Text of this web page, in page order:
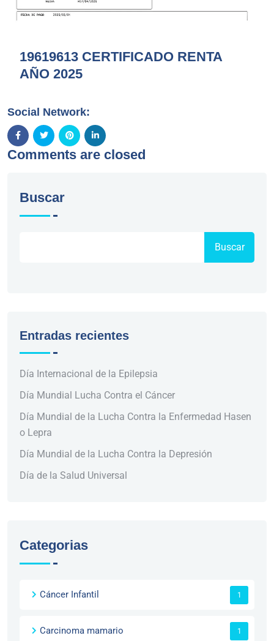
19619613 CERTIFICADO RENTA
AÑO 2025
Social Network:
Comments are closed
Buscar
Buscar
Entradas recientes
Día Internacional de la Epilepsia
Día Mundial Lucha Contra el Cáncer
Día Mundial de la Lucha Contra la Enfermedad Hasen
o Lepra
Día Mundial de la Lucha Contra la Depresión
Día de la Salud Universal
Categorias
Cáncer Infantil 1
Carcinoma mamario 1